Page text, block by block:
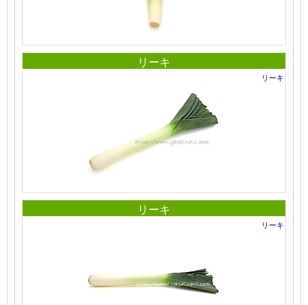
リーキ
リーキ
リーキ
リーキ